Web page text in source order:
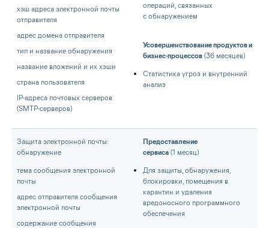
хэш адреса электронной почты
отправителя
адрес домена отправителя
тип и название обнаружения
название вложений и их хэши
страна пользователя
IP-адреса почтовых серверов
(SMTP-серверов)
операций, связанных
с обнаружением
Усовершенствование продуктов и
бизнес-процессов (36 месяцев)
Статистика угроз и внутренний
анализ
Защита электронной почты:
обнаружение
тема сообщения электронной
почты
адрес отправителя сообщения
электронной почты
содержание сообщения
Предоставление
сервиса (1 месяц)
Для защиты, обнаружения,
блокировки, помещения в
карантин и удаления
вредоносного программного
обеспечения